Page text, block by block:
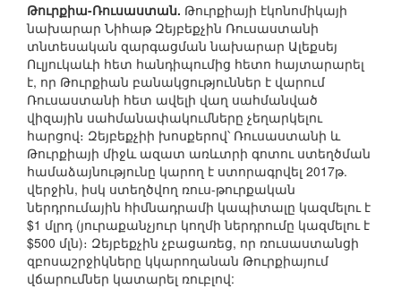
Թուրքիա-Ռուսաստան. Թուրքիայի էկոնոմիկայի
նախարար Նիհաթ Զեյբեքչին Ռուսաստանի
տնտեսական զարգացման նախարար Ալեքսեյ
Ուլյուկաևի հետ հանդիպումից հետո հայտարարել
է, որ Թուրքիան բանակցություններ է վարում
Ռուսաստանի հետ ավելի վաղ սահմանված
վիզային սահմանափակումները չեղարկելու
հարցով։ Զեյբեքչիի խոսքերով՝ Ռուսաստանի և
Թուրքիայի միջև ազատ առևտրի գոտու ստեղծման
համաձայնությունը կարող է ստորագրվել 2017թ.
վերջին, իսկ ստեղծվող ռուս-թուրքական
ներդրումային հիմնադրամի կապիտալը կազմելու է
$1 մլրդ (յուրաքանչյուր կողմի ներդրումը կազմելու է
$500 մլն)։ Զեյբեքչին չբացառեց, որ ռուսաստանցի
զբոսաշրջիկները կկարողանան Թուրքիայում
վճարումներ կատարել ռուբլով: